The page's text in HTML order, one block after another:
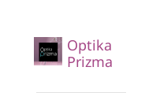
Optika
Prizma